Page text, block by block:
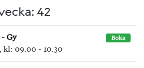
42
Gy Boka
kl: 09.00 - 10.30